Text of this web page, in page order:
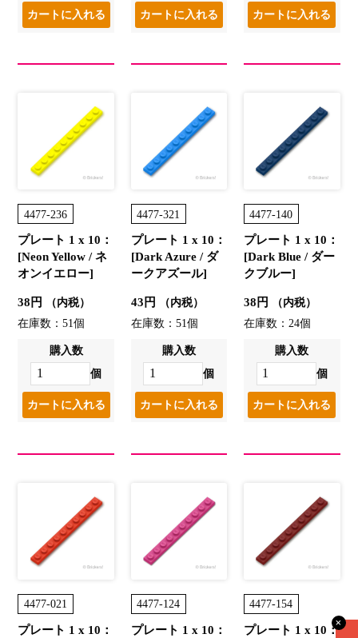
4477-236
プレート 1 x 10：
[Neon Yellow / ネ
オンイエロー]
38円
（内税）
在庫数：51個
購入数
個
4477-321
プレート 1 x 10：
[Dark Azure / ダ
ークアズール]
43円
（内税）
在庫数：51個
購入数
個
4477-140
プレート 1 x 10：
[Dark Blue / ダー
クブルー]
38円
（内税）
在庫数：24個
購入数
個
4477-021
プレート 1 x 10：
4477-124
プレート 1 x 10：
4477-154
プレート 1 x 10：✕